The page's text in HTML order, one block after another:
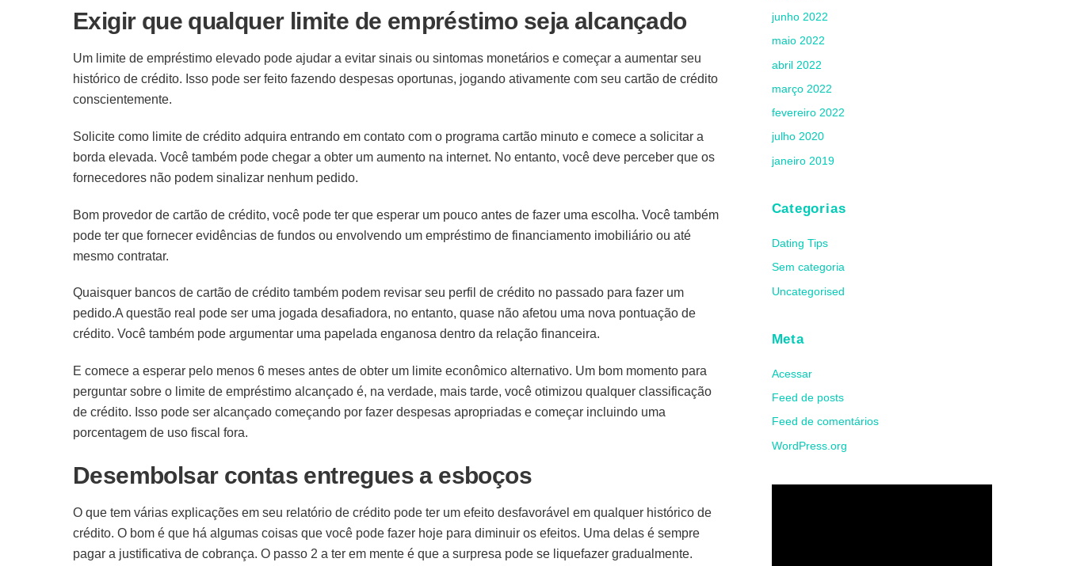
Exigir que qualquer limite de empréstimo seja alcançado
Um limite de empréstimo elevado pode ajudar a evitar sinais ou sintomas monetários e começar a aumentar seu
histórico de crédito. Isso pode ser feito fazendo despesas oportunas, jogando ativamente com seu cartão de crédito
conscientemente.
Solicite como limite de crédito adquira entrando em contato com o programa cartão minuto e comece a solicitar a
borda elevada. Você também pode chegar a obter um aumento na internet. No entanto, você deve perceber que os
fornecedores não podem sinalizar nenhum pedido.
Bom provedor de cartão de crédito, você pode ter que esperar um pouco antes de fazer uma escolha. Você também
pode ter que fornecer evidências de fundos ou envolvendo um empréstimo de financiamento imobiliário ou até
mesmo contratar.
Quaisquer bancos de cartão de crédito também podem revisar seu perfil de crédito no passado para fazer um
pedido.A questão real pode ser uma jogada desafiadora, no entanto, quase não afetou uma nova pontuação de
crédito. Você também pode argumentar uma papelada enganosa dentro da relação financeira.
E comece a esperar pelo menos 6 meses antes de obter um limite econômico alternativo. Um bom momento para
perguntar sobre o limite de empréstimo alcançado é, na verdade, mais tarde, você otimizou qualquer classificação
de crédito. Isso pode ser alcançado começando por fazer despesas apropriadas e começar incluindo uma
porcentagem de uso fiscal fora.
Desembolsar contas entregues a esboços
O que tem várias explicações em seu relatório de crédito pode ter um efeito desfavorável em qualquer histórico de
crédito. O bom é que há algumas coisas que você pode fazer hoje para diminuir os efeitos. Uma delas é sempre
pagar a justificativa de cobrança. O passo 2 a ter em mente é que a surpresa pode se liquefazer gradualmente.
junho 2022
maio 2022
abril 2022
março 2022
fevereiro 2022
julho 2020
janeiro 2019
Categorias
Dating Tips
Sem categoria
Uncategorised
Meta
Acessar
Feed de posts
Feed de comentários
WordPress.org